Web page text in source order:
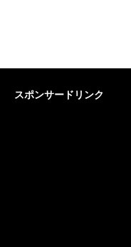
スポンサードリンク